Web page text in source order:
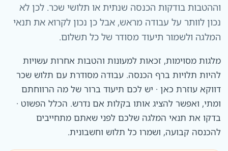
וההטבות בודקות הכנסה שנתית או תלושי שכר. לכן לא
נכון לוותר על עבודה מראש, אבל כן נכון לקרוא את תנאי
המלגה ולשמור תיעוד מסודר של כל תשלום.
מלגות מסוימות, זכאות למעונות והטבות אחרות עשויות
להיות תלויות ברף הכנסה. עבודה מסודרת עם תלוש שכר
דווקא עוזרת כאן · יש לכם תיעוד ברור של מה הרווחתם
ומתי, ואפשר להציג אותו בקלות אם נדרש. הכלל הפשוט ·
בדקו את תנאי המלגה שלכם לפני שאתם מתחייבים
להכנסה קבועה, ושמרו כל תלוש וחשבונית.